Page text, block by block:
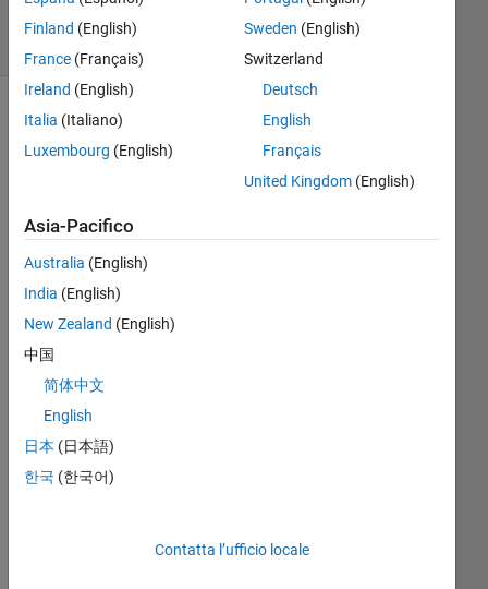
Visualizzazioni
wo
uld
like
ask
hel
p to
Finland (English)
France (Français)
Ireland (English)
Italia (Italiano)
Luxembourg (English)
Sweden (English)
Switzerland
Deutsch
English
Français
United Kingdom(English)
Asia-Pacifico
Australia (English)
India (English)
New Zealand (English)
中国
简体中文
English
日本 (日本語)
한국 (한국어)
Contatta l’ufficio locale